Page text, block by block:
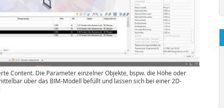
Content. Die Parameter einzelner Objekte, bspw. die Höhe oder
über das BIM-Modell befüllt und lassen sich bei einer 2D-